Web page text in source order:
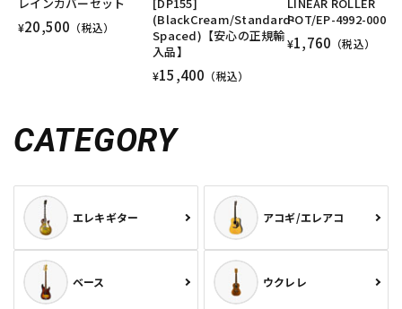
¥20,500 （税込）
(BlackCream/Standard-
Spaced)【安心の正規輸
入品】
¥15,400 （税込）
POT/EP-4992-000
¥1,760 （税込）
CATEGORY
エレキギター アコギ/エレアコ
ベース ウクレレ